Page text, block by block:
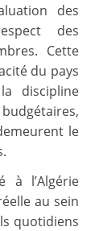
des
des
Cette
du pays
discipline
le
à l’Algérie
au sein
quotidiens